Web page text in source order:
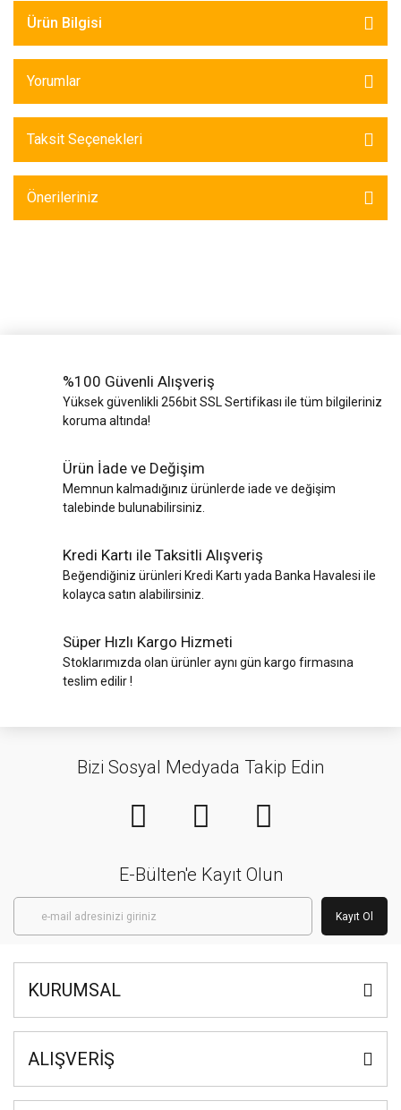
Ürün Bilgisi
Yorumlar
Taksit Seçenekleri
Önerileriniz
%100 Güvenli Alışveriş
Yüksek güvenlikli 256bit SSL Sertifikası ile tüm bilgileriniz
koruma altında!
Ürün İade ve Değişim
Memnun kalmadığınız ürünlerde iade ve değişim
talebinde bulunabilirsiniz.
Kredi Kartı ile Taksitli Alışveriş
Beğendiğiniz ürünleri Kredi Kartı yada Banka Havalesi ile
kolayca satın alabilirsiniz.
Süper Hızlı Kargo Hizmeti
Stoklarımızda olan ürünler aynı gün kargo firmasına
teslim edilir !
Bizi Sosyal Medyada Takip Edin
E-Bülten'e Kayıt Olun
Kayıt Ol
KURUMSAL
ALIŞVERİŞ